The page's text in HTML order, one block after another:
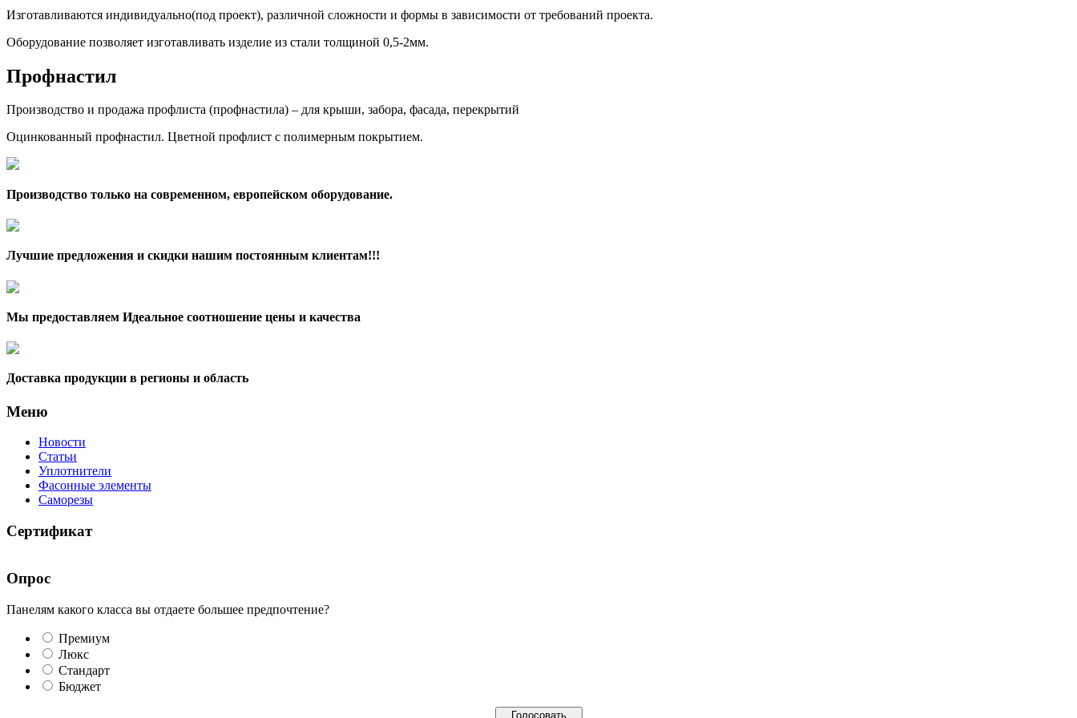
Изготавливаются индивидуально(под проект), различной сложности и формы в зависимости от требований проекта.
Оборудование позволяет изготавливать изделие из стали толщиной 0,5-2мм.
Профнастил
Производство и продажа профлиста (профнастила) – для крыши, забора, фасада, перекрытий
Оцинкованный профнастил. Цветной профлист с полимерным покрытием.
Производство только на современном, европейском оборудование.
Лучшие предложения и скидки нашим постоянным клиентам!!!
Мы предоставляем Идеальное соотношение цены и качества
Доставка продукции в регионы и область
Меню
Новости
Статьи
Уплотнители
Фасонные элементы
Саморезы
Сертификат
Опрос
Панелям какого класса вы отдаете большее предпочтение?
Премиум
Люкс
Стандарт
Бюджет